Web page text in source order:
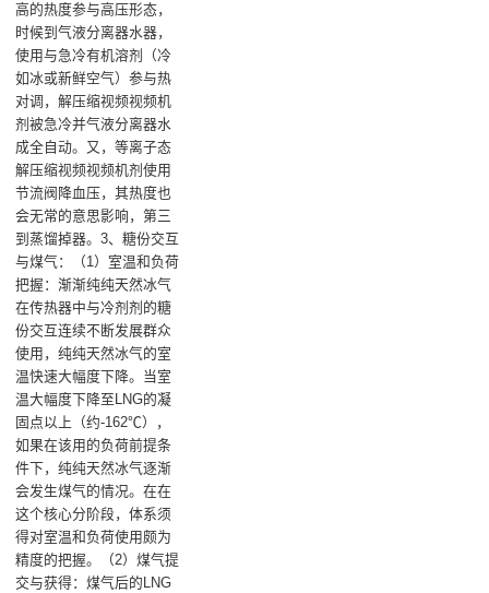
高的热度参与高压形态，
时候到气液分离器水器，
使用与急冷有机溶剂（冷
如冰或新鲜空气）参与热
对调，解压缩视频视频机
剂被急冷并气液分离器水
成全自动。又，等离子态
解压缩视频视频机剂使用
节流阀降血压，其热度也
会无常的意思影响，第三
到蒸馏掉器。3、糖份交互
与煤气：（1）室温和负荷
把握：渐渐纯纯天然冰气
在传热器中与冷剂剂的糖
份交互连续不断发展群众
使用，纯纯天然冰气的室
温快速大幅度下降。当室
温大幅度下降至LNG的凝
固点以上（约-162℃），
如果在该用的负荷前提条
件下，纯纯天然冰气逐渐
会发生煤气的情况。在在
这个核心分阶段，体系须
得对室温和负荷使用颇为
精度的把握。（2）煤气提
交与获得：煤气后的LNG